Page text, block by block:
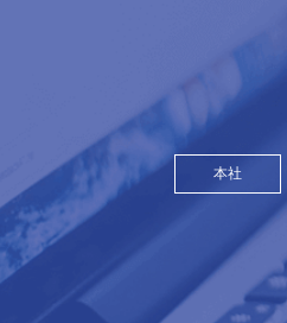
本社